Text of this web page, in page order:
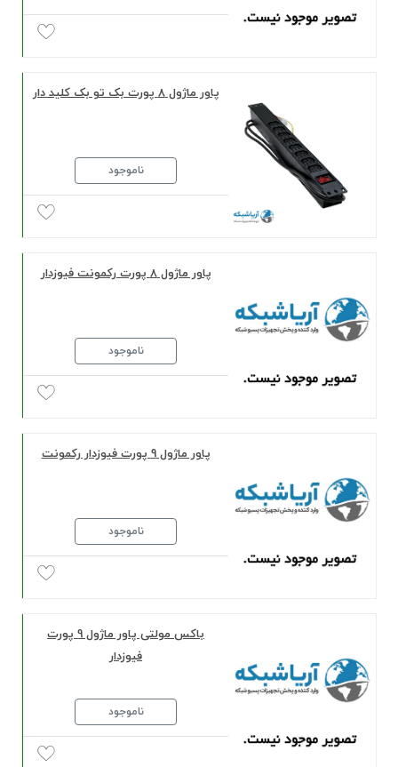
پاور ماژول ٨ پورت بک تو بک کلید دار
ناموجود
پاور ماژول 8 پورت رکمونت فیوزدار
ناموجود
پاور ماژول 9 پورت فیوزدار رکمونت
ناموجود
باکس مولتی پاور ماژول 9 پورت
فیوزدار
ناموجود